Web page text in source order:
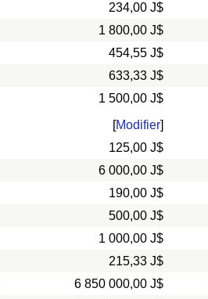
234,00 J$
1 800,00 J$
454,55 J$
633,33 J$
1 500,00 J$
[Modifier]
125,00 J$
6 000,00 J$
190,00 J$
500,00 J$
1 000,00 J$
215,33 J$
6 850 000,00 J$